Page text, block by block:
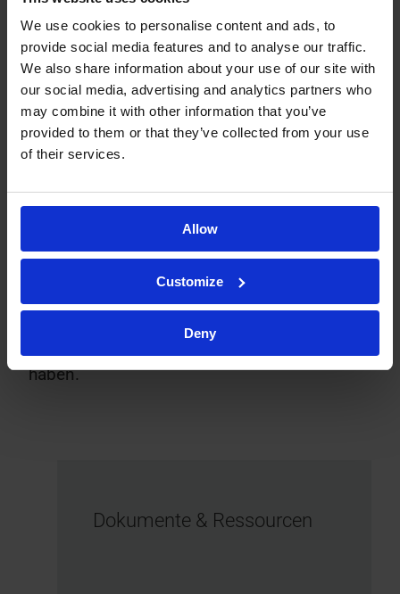
We use cookies to personalise content and ads, to
provide social media features and to analyse our traffic.
We also share information about your use of our site with
our social media, advertising and analytics partners who
may combine it with other information that you’ve
provided to them or that they’ve collected from your use
of their services.
Allow
Customize
Deny
Ergebnisse gemäß 21 CFR Part 11.
Aus Qualitätssicht ist die Anwendung von In-
vitro-Tests für topische Produkte ein
wichtiges Instrument zur Entwicklung
konsistenter Formulierungen während ihres
gesamten Lebenszyklus und wird zukünftig
als Nachweis für die Qualität und
dienen. Hinsichtlich der Äquivalenz eröffnet
kostengünstige Zulassung von Generika und
erheblichen Einfluss auf deren Marktzugang
haben.
Dokumente & Ressourcen